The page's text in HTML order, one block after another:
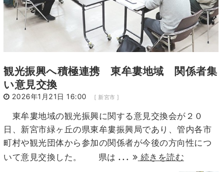
観光振興へ積極連携 東牟婁地域 関係者集
い意見交換
2026年1月21日 16:00 [ 新宮市 ]
東牟婁地域の観光振興に関する意見交換会が２０
日、新宮市緑ヶ丘の県東牟婁振興局であり、管内各市
町村や観光団体から参加の関係者が今後の方向性につ
いて意見交換した。 県は ... 続きを読む